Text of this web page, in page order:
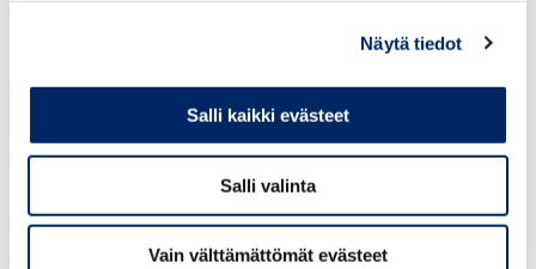
Näytä tiedot
Salli kaikki evästeet
Salli valinta
Vain välttämättömät evästeet
TAPAHTUMAT